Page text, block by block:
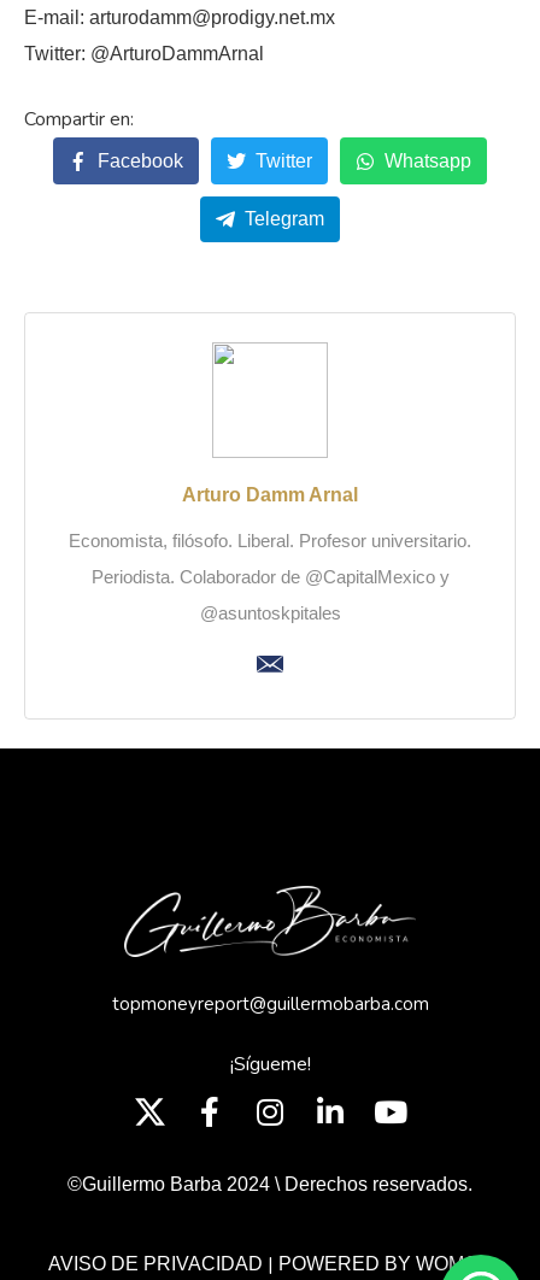
E-mail: arturodamm@prodigy.net.mx
Twitter: @ArturoDammArnal
Facebook Twitter Whatsapp
Telegram
Arturo Damm Arnal
Economista, filósofo. Liberal. Profesor universitario.
Periodista. Colaborador de @CapitalMexico y
@asuntoskpitales
topmoneyreport@guillermobarba.com
¡Sígueme!
©Guillermo Barba 2024 \ Derechos reservados.
AVISO DE PRIVACIDAD | POWERED BY WOMGP